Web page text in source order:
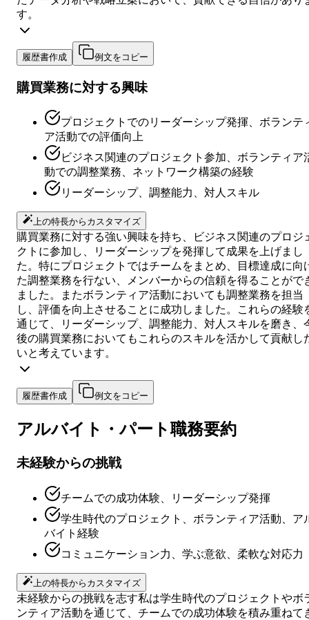
す。
履歴書作成 例文をコピー
購買業務に対する興味
プロジェクトでのリーダーシップ発揮、ボランテ
ア活動での評価向上
ビジネス関連のプロジェクト参加、ボランティア
動での調整業務、ネットワーク構築の経験
リーダーシップ、調整能力、対人スキル
上の特長からカスタマイズ
購買業務に対する強い興味を持ち、ビジネス関連のプロジ
クトに参加し、リーダーシップを発揮して成果を上げまし
た。特にプロジェクトではチームをまとめ、目標達成に向
た調整業務を行ない、メンバーからの信頼を得ることがで
ました。またボランティア活動においても調整業務を担当
し、評価を向上させることに成功しました。これらの経験
通じて、リーダーシップ、調整能力、対人スキルを磨き、
後の購買業務においてもこれらのスキルを活かして貢献し
いと考えています。
履歴書作成 例文をコピー
アルバイト・パート職務要約
未経験からの挑戦
チームでの成功体験、リーダーシップ発揮
学生時代のプロジェクト、ボランティア活動、ア
バイト経験
コミュニケーション力、学ぶ意欲、柔軟な対応力
上の特長からカスタマイズ
未経験からの挑戦を志す私は学生時代のプロジェクトやボ
ンティア活動を通じて、チームでの成功体験を積み重ねて